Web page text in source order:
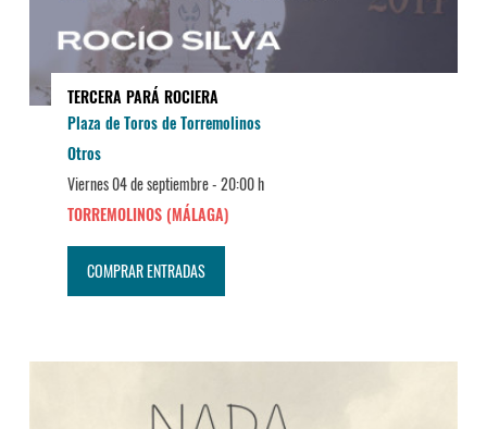
TERCERA PARÁ ROCIERA
Plaza de Toros de Torremolinos
Otros
Viernes 04 de septiembre -20:00 h
TORREMOLINOS (MÁLAGA)
COMPRAR ENTRADAS